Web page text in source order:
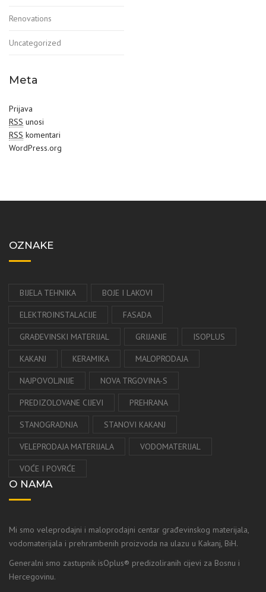
Renovations
Uncategorized
Meta
Prijava
RSS unosi
RSS komentari
WordPress.org
OZNAKE
BIJELA TEHNIKA BOJE I LAKOVI
ELEKTROINSTALACIJE FASADA
GRAĐEVINSKI MATERIJAL GRIJANJE ISOPLUS
KAKANJ KERAMIKA MALOPRODAJA
NAJPOVOLJNIJE NOVA TRGOVINA-S
PREDIZOLOVANE CIJEVI PREHRANA
STANOGRADNJA STANOVI KAKANJ
VELEPRODAJA MATERIJALA VODOMATERIJAL
VOĆE I POVRĆE
O NAMA
Mi smo veleprodajni i maloprodajni centar građevinskog materijala,
vodomaterijala i prehrambenih proizvoda na ulazu u Kakanj, BiH.
Generalni smo zastupnik isOplus® predizoliranih cijevi za Bosnu i
Hercegovinu.